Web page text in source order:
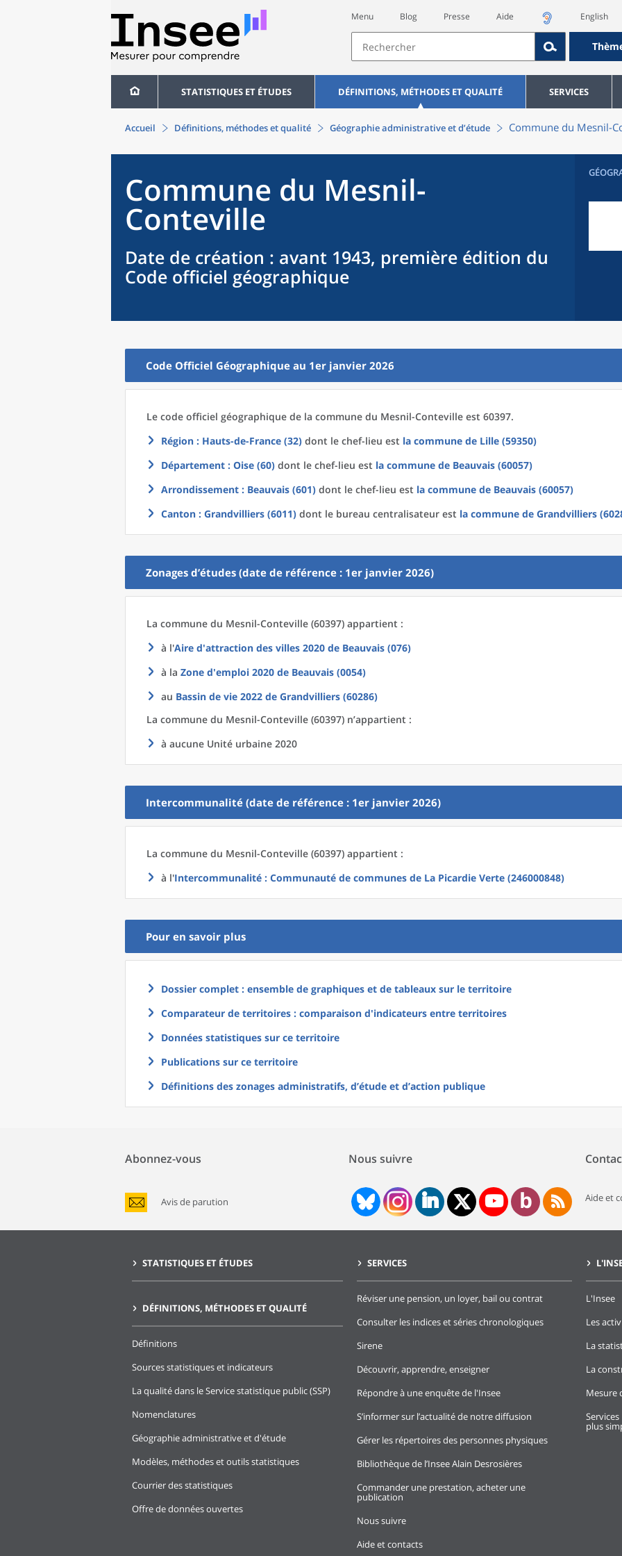
Menu Blog Presse Aide English
STATISTIQUES ET ÉTUDES DÉFINITIONS, MÉTHODES ET QUALITÉ SERVICES
Accueil Définitions, méthodes et qualité Géographie administrative et d’étude Commune du Mesnil-
Commune du Mesnil-
Conteville
Date de création : avant 1943, première édition du
Code officiel géographique
Code Officiel Géographique au 1er janvier 2026
Le code officiel géographique de la commune du Mesnil-Conteville est 60397.
Région : Hauts-de-France (32) dont le chef-lieu est la commune de Lille (59350)
Département : Oise (60) dont le chef-lieu est la commune de Beauvais (60057)
Arrondissement : Beauvais (601) dont le chef-lieu est la commune de Beauvais (60057)
Canton : Grandvilliers (6011) dont le bureau centralisateur est la commune de Grandvilliers
Zonages d’études (date de référence : 1er janvier 2026)
La commune du Mesnil-Conteville (60397) appartient :
à l'Aire d'attraction des villes 2020 de Beauvais (076)
à la Zone d'emploi 2020 de Beauvais (0054)
au Bassin de vie 2022 de Grandvilliers (60286)
La commune du Mesnil-Conteville (60397) n’appartient :
à aucune Unité urbaine 2020
Intercommunalité (date de référence : 1er janvier 2026)
La commune du Mesnil-Conteville (60397) appartient :
à l'Intercommunalité : Communauté de communes de La Picardie Verte (246000848)
Pour en savoir plus
Dossier complet : ensemble de graphiques et de tableaux sur le territoire
Comparateur de territoires : comparaison d'indicateurs entre territoires
Données statistiques sur ce territoire
Publications sur ce territoire
Définitions des zonages administratifs, d’étude et d’action publique
Abonnez-vous
Avis de parution
Nous suivre
Aide et
STATISTIQUES ET ÉTUDES
DÉFINITIONS, MÉTHODES ET QUALITÉ
Définitions
Sources statistiques et indicateurs
La qualité dans le Service statistique public (SSP)
Nomenclatures
Géographie administrative et d'étude
Modèles, méthodes et outils statistiques
Courrier des statistiques
Offre de données ouvertes
SERVICES
Réviser une pension, un loyer, bail ou contrat
Consulter les indices et séries chronologiques
Sirene
Découvrir, apprendre, enseigner
Répondre à une enquête de l'Insee
S’informer sur l’actualité de notre diffusion
Gérer les répertoires des personnes physiques
Bibliothèque de l’Insee Alain Desrosières
Commander une prestation, acheter une
publication
Nous suivre
Aide et contacts
L'Insee
Les
La
La
Mesure
plus